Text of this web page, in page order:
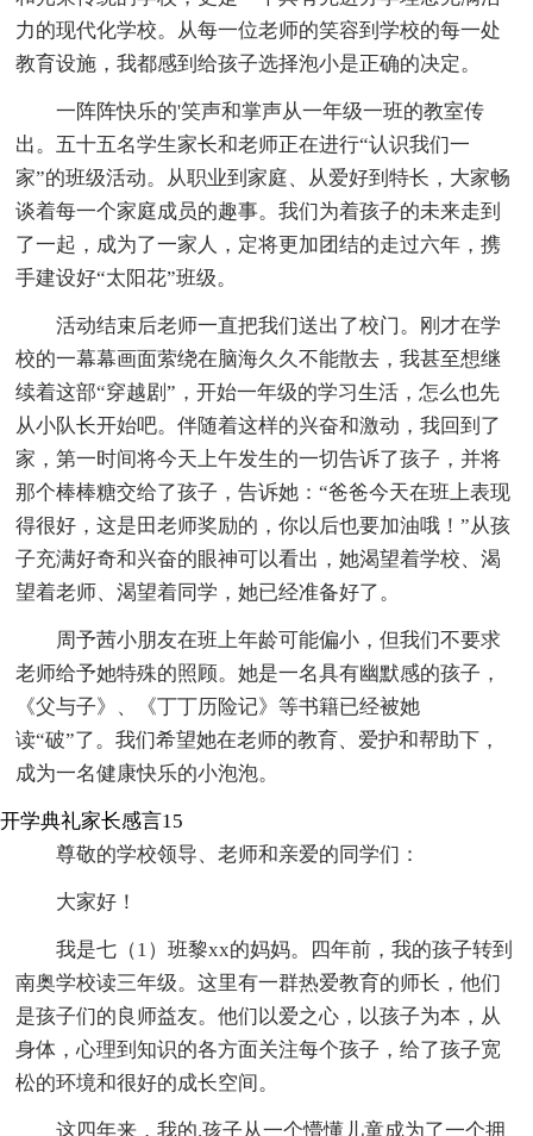
力的现代化学校。从每一位老师的笑容到学校的每一处
教育设施，我都感到给孩子选择泡小是正确的决定。
一阵阵快乐的'笑声和掌声从一年级一班的教室传
出。五十五名学生家长和老师正在进行“认识我们一
家”的班级活动。从职业到家庭、从爱好到特长，大家畅
谈着每一个家庭成员的趣事。我们为着孩子的未来走到
了一起，成为了一家人，定将更加团结的走过六年，携
手建设好“太阳花”班级。
活动结束后老师一直把我们送出了校门。刚才在学
校的一幕幕画面萦绕在脑海久久不能散去，我甚至想继
续着这部“穿越剧”，开始一年级的学习生活，怎么也先
从小队长开始吧。伴随着这样的兴奋和激动，我回到了
家，第一时间将今天上午发生的一切告诉了孩子，并将
那个棒棒糖交给了孩子，告诉她：“爸爸今天在班上表现
得很好，这是田老师奖励的，你以后也要加油哦！”从孩
子充满好奇和兴奋的眼神可以看出，她渴望着学校、渴
望着老师、渴望着同学，她已经准备好了。
周予茜小朋友在班上年龄可能偏小，但我们不要求
老师给予她特殊的照顾。她是一名具有幽默感的孩子，
《父与子》、《丁丁历险记》等书籍已经被她
读“破”了。我们希望她在老师的教育、爱护和帮助下，
成为一名健康快乐的小泡泡。
开学典礼家长感言15
尊敬的学校领导、老师和亲爱的同学们：
大家好！
我是七（1）班黎xx的妈妈。四年前，我的孩子转到
南奥学校读三年级。这里有一群热爱教育的师长，他们
是孩子们的良师益友。他们以爱之心，以孩子为本，从
身体，心理到知识的各方面关注每个孩子，给了孩子宽
松的环境和很好的成长空间。
这四年来，我的.孩子从一个懵懂儿童成为了一个拥